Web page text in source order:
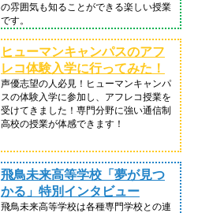
の雰囲気も知ることができる楽しい授業
です。
ヒューマンキャンパスのアフ
レコ体験入学に行ってみた！
声優志望の人必見！ヒューマンキャンパ
スの体験入学に参加し、アフレコ授業を
受けてきました！専門分野に強い通信制
高校の授業が体感できます！
飛鳥未来高等学校「夢が見つ
かる」特別インタビュー
飛鳥未来高等学校は各種専門学校との連